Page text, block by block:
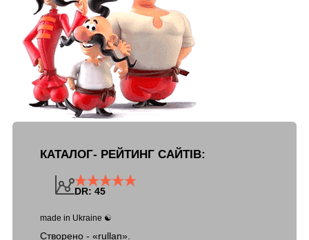
КАТАЛОГ- РЕЙТИНГ САЙТІВ:
DR: 45
made in Ukraine ☯
Створено - «rullan».